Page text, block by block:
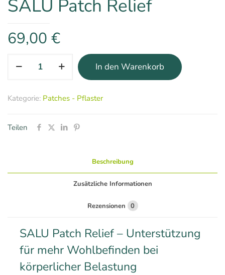
SALU Patch Relief
69,00 €
Patch
In den Warenkorb
Kategorie: Patches - Pflaster
Teilen
Beschreibung
Zusätzliche Informationen
Rezensionen 0
SALU Patch Relief – Unterstützung
für mehr Wohlbefinden bei
körperlicher Belastung